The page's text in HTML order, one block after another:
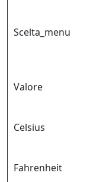
Scelta_menu
Valore
Celsius
Fahrenheit